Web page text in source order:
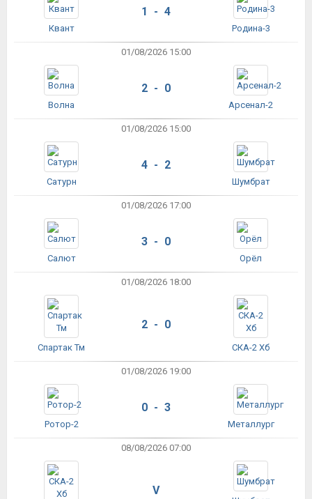
Квант
1 - 4
Родина-3
01/08/2026 15:00
Волна
2 - 0
Арсенал-2
01/08/2026 15:00
Сатурн
4 - 2
Шумбрат
01/08/2026 17:00
Салют
3 - 0
Орёл
01/08/2026 18:00
Спартак Тм
2 - 0
СКА-2 Хб
01/08/2026 19:00
Ротор-2
0 - 3
Металлург
08/08/2026 07:00
V